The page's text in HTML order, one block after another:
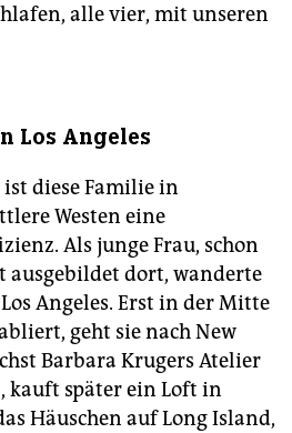
alle vier, mit unseren
Los Angeles
diese Familie in
Westen eine
Als junge Frau, schon
ausgebildet dort, wanderte
Angeles. Erst in der Mitte
geht sie nach New
Barbara Krugers Atelier
kauft später ein Loft in
Häuschen auf Long Island,